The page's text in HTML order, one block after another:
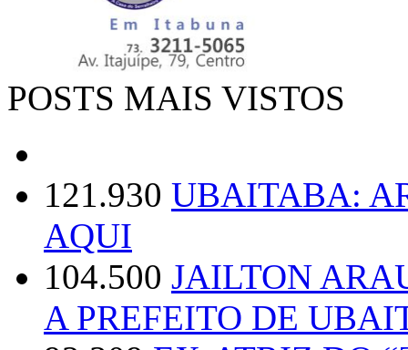
POSTS MAIS VISTOS
121.930 UBAITABA:
AQUI
104.500 JAILTON
A PREFEITO DE